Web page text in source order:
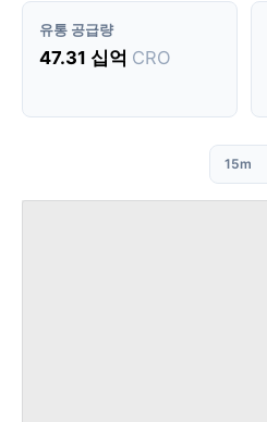
유통 공급량
47.31 십억 CRO
15m